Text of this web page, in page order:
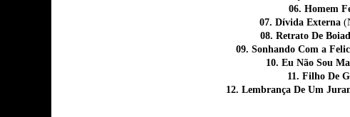
06. Homem
07. Dívida Externa
08. Retrato De
09. Sonhando Com a
10. Eu Não Sou
11. Filho De
12. Lembrança De Um